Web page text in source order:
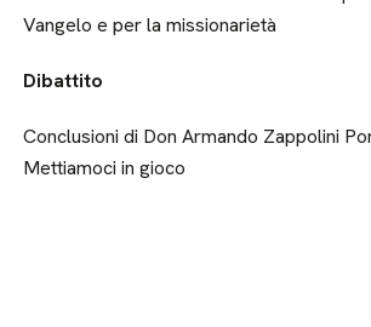
Vangelo e per la missionarietà
Dibattito
Conclusioni di Don Armando Zappolini
Mettiamoci in gioco